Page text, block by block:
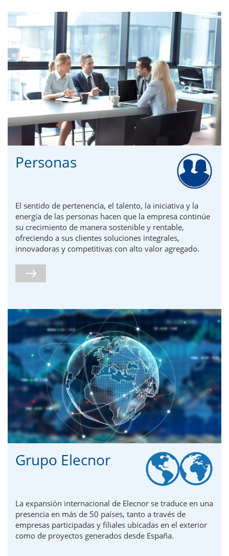
Personas
El sentido de pertenencia, el talento, la iniciativa y la
energía de las personas hacen que la empresa continúe
su crecimiento de manera sostenible y rentable,
ofreciendo a sus clientes soluciones integrales,
innovadoras y competitivas con alto valor agregado.
Grupo Elecnor
La expansión internacional de Elecnor se traduce en una
presencia en más de 50 países, tanto a través de
empresas participadas y filiales ubicadas en el exterior
como de proyectos generados desde España.